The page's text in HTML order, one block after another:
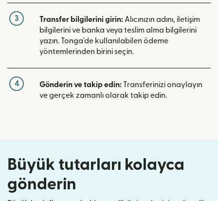
3 Transfer bilgilerini girin:Alıcınızın adını, iletişim
bilgilerini ve banka veya teslim alma bilgilerini
yazın. Tonga'de kullanılabilen ödeme
yöntemlerinden birini seçin.
4 Gönderin ve takip edin: Transferinizi onaylayın
ve gerçek zamanlı olarak takip edin.
Büyük tutarları kolayca
gönderin